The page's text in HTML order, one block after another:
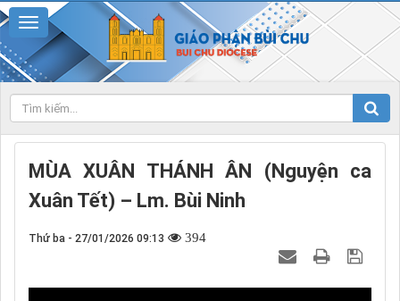
MÙA XUÂN THÁNH ÂN (Nguyện ca
Xuân Tết) – Lm. Bùi Ninh
Thứ ba - 27/01/2026 09:13 394